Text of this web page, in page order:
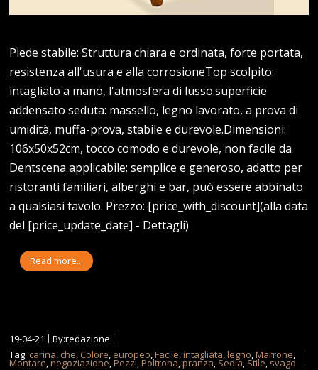
Piede stabile: Struttura chiara e ordinata, forte portata,
resistenza all'usura e alla corrosioneTop scolpito:
intagliato a mano, l'atmosfera di lusso.superficie
addensato seduta: massello, legno lavorato, a prova di
umidità, muffa-prova, stabile e durevole.Dimensioni:
106x50x52cm, tocco comodo e durevole, non facile da
Dentscena applicabile: semplice e generoso, adatto per
ristoranti familiari, alberghi e bar, può essere abbinato
a qualsiasi tavolo. Prezzo: [price_with_discount](alla data
del [price_update_date] - Dettagli)
Read more...
19-04-21
By:redazione
Tag: carina, che, Colore, europeo,Facile,intagliata,legno,Marrone,
Montare,negoziazione,Pezzi,Poltrona,pranza, Sedia, Stile, svago